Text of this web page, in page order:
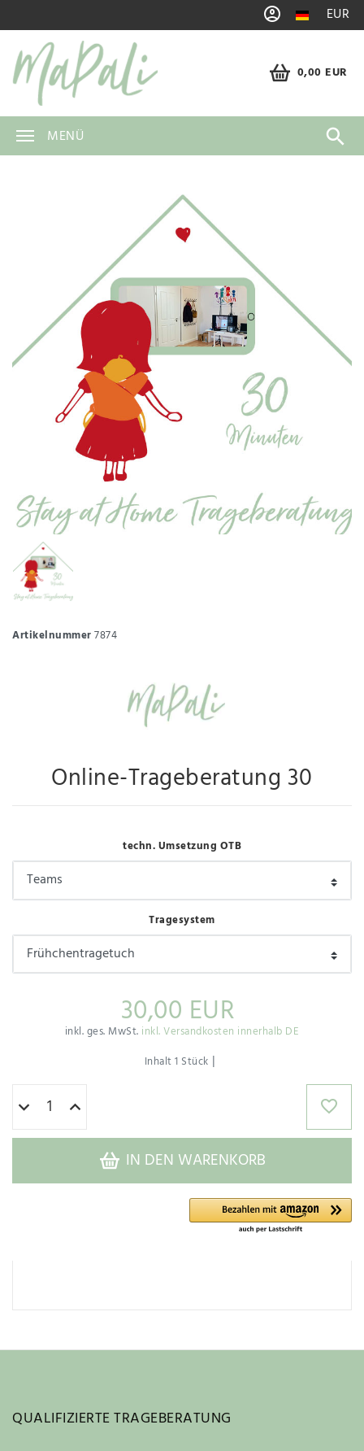
EUR
0,00 EUR
MENÜ
Artikelnummer7874
Online-Trageberatung 30
techn. Umsetzung OTB
Tragesystem
30,00 EUR
inkl. ges. MwSt. inkl. Versandkosten innerhalb DE
Inhalt1 Stück |
IN DEN WARENKORB
QUALIFIZIERTE TRAGEBERATUNG